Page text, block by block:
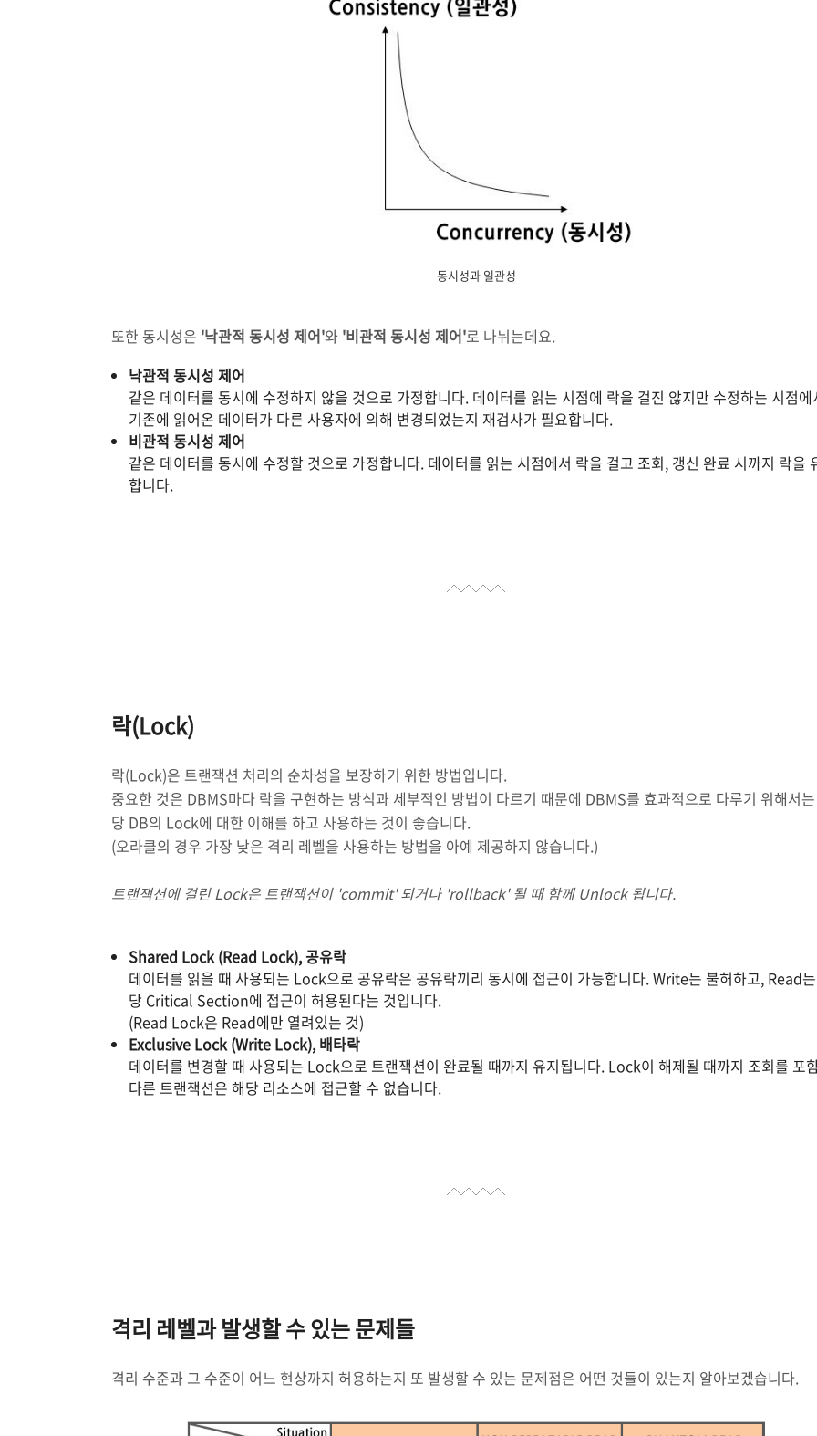
동시성과 일관성
또한 동시성은 '낙관적 동시성 제어'와 '비관적 동시성 제어'로 나뉘는데요.
낙관적 동시성 제어
같은 데이터를 동시에 수정하지 않을 것으로 가정합니다. 데이터를 읽는 시점에 락을 걸진 않지만 수정하는 시점에
기존에 읽어온 데이터가 다른 사용자에 의해 변경되었는지 재검사가 필요합니다.
비관적 동시성 제어
같은 데이터를 동시에 수정할 것으로 가정합니다. 데이터를 읽는 시점에서 락을 걸고 조회, 갱신 완료 시까지 락을
합니다.
락(Lock)
락(Lock)은 트랜잭션 처리의 순차성을 보장하기 위한 방법입니다.
중요한 것은 DBMS마다 락을 구현하는 방식과 세부적인 방법이 다르기 때문에 DBMS를 효과적으로 다루기 위해서
당 DB의 Lock에 대한 이해를 하고 사용하는 것이 좋습니다.
(오라클의 경우 가장 낮은 격리 레벨을 사용하는 방법을 아예 제공하지 않습니다.)
트랜잭션에 걸린 Lock은 트랜잭션이 'commit' 되거나 'rollback' 될 때 함께 Unlock 됩니다.
Shared Lock (Read Lock), 공유락
데이터를 읽을 때 사용되는 Lock으로 공유락은 공유락끼리 동시에 접근이 가능합니다. Write는 불허하고, Read
당 Critical Section에 접근이 허용된다는 것입니다.
(Read Lock은 Read에만 열려있는 것)
Exclusive Lock (Write Lock), 배타락
데이터를 변경할 때 사용되는 Lock으로 트랜잭션이 완료될 때까지 유지됩니다. Lock이 해제될 때까지 조회를 포
다른 트랜잭션은 해당 리소스에 접근할 수 없습니다.
격리 레벨과 발생할 수 있는 문제들
격리 수준과 그 수준이 어느 현상까지 허용하는지 또 발생할 수 있는 문제점은 어떤 것들이 있는지 알아보겠습니다.